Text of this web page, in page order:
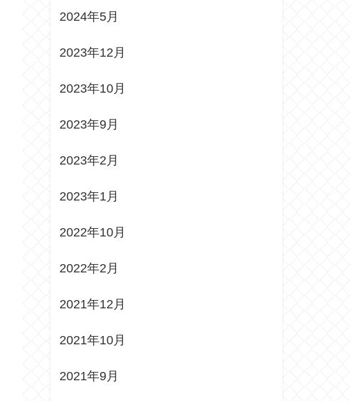
2024年5月
2023年12月
2023年10月
2023年9月
2023年2月
2023年1月
2022年10月
2022年2月
2021年12月
2021年10月
2021年9月